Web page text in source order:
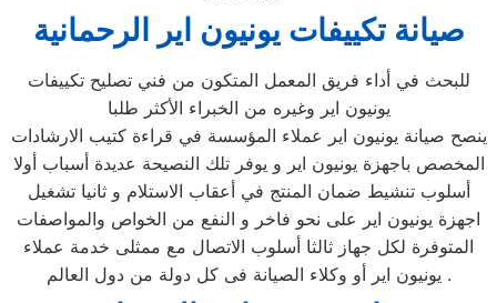
صيانة تكييفات يونيون اير الرحمانية
للبحث في أداء فريق المعمل المتكون من فني تصليح تكييفات
يونيون اير وغيره من الخبراء الأكثر طلبا
ينصح صيانة يونيون اير عملاء المؤسسة في قراءة كتيب الارشادات
المخصص باجهزة يونيون اير و يوفر تلك النصيحة عديدة أسباب أولا
أسلوب تنشيط ضمان المنتج في أعقاب الاستلام و ثانيا تشغيل
اجهزة يونيون اير على نحو فاخر و النفع من الخواص والمواصفات
المتوفرة لكل جهاز ثالثا أسلوب الاتصال مع ممثلى خدمة عملاء
يونيون اير أو وكلاء الصيانة فى كل دولة من دول العالم .